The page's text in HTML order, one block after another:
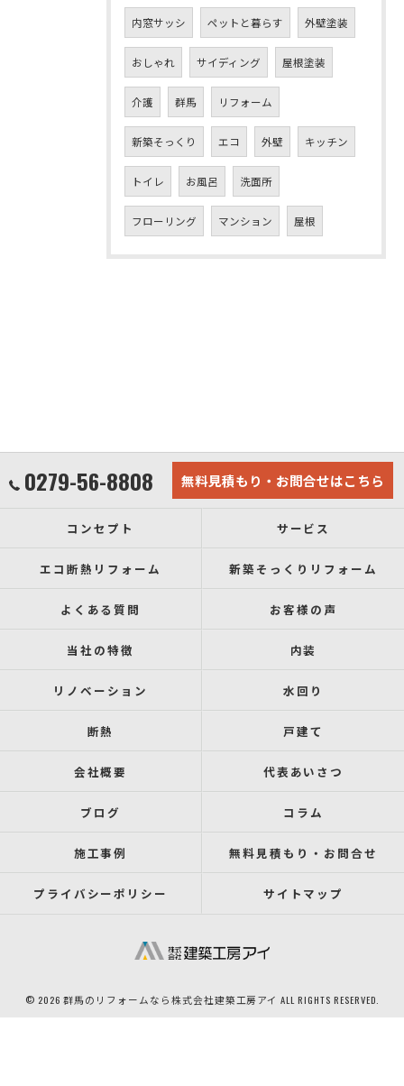
内窓サッシ ペットと暮らす 外壁塗装
おしゃれ サイディング 屋根塗装
介護 群馬 リフォーム
新築そっくり エコ 外壁 キッチン
トイレ お風呂 洗面所
フローリング マンション 屋根
0279-56-8808 無料見積もり・お問合せはこちら
コンセプト サービス
エコ断熱リフォーム 新築そっくりリフォーム
よくある質問 お客様の声
当社の特徴 内装
リノベーション 水回り
断熱 戸建て
会社概要 代表あいさつ
ブログ コラム
施工事例 無料見積もり・お問合せ
プライバシーポリシー サイトマップ
© 2026 群馬のリフォームなら株式会社建築工房アイ ALL RIGHTS RESERVED.